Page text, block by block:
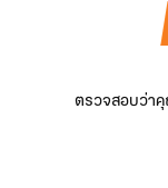
ตรวจสอบว่า